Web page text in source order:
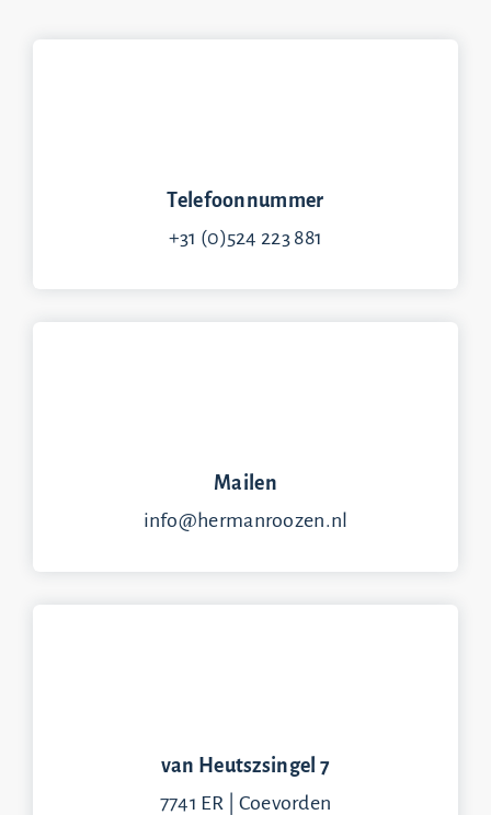
Telefoonnummer
+31 (0)524 223 881
Mailen
info@hermanroozen.nl
van Heutszsingel 7
7741 ER | Coevorden